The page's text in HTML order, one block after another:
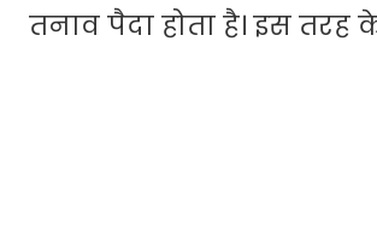
तनाव पैदा होता है। इस तरह